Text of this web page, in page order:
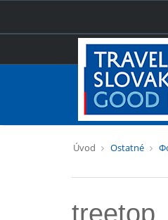
Úvod Ostatné